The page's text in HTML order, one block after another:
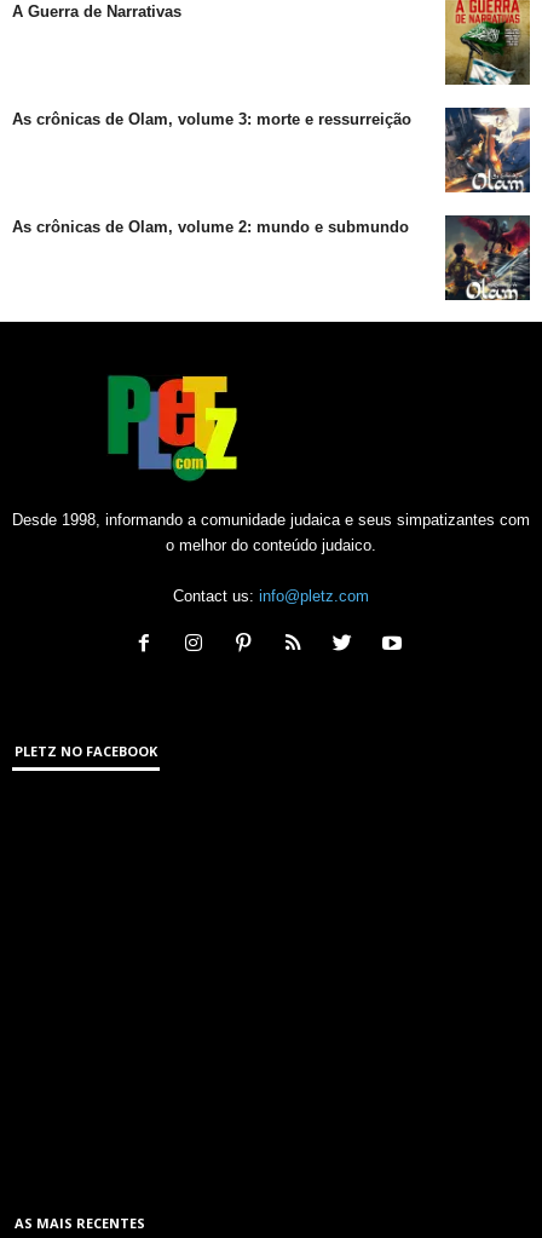
A Guerra de Narrativas
As crônicas de Olam, volume 3: morte e ressurreição
As crônicas de Olam, volume 2: mundo e submundo
Desde 1998, informando a comunidade judaica e seus simpatizantes com
o melhor do conteúdo judaico.
Contact us: info@pletz.com
PLETZ NO FACEBOOK
AS MAIS RECENTES